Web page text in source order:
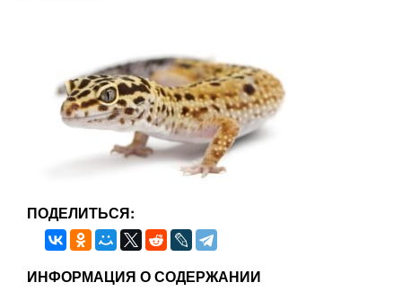
ПОДЕЛИТЬСЯ:
ИНФОРМАЦИЯ О СОДЕРЖАНИИ